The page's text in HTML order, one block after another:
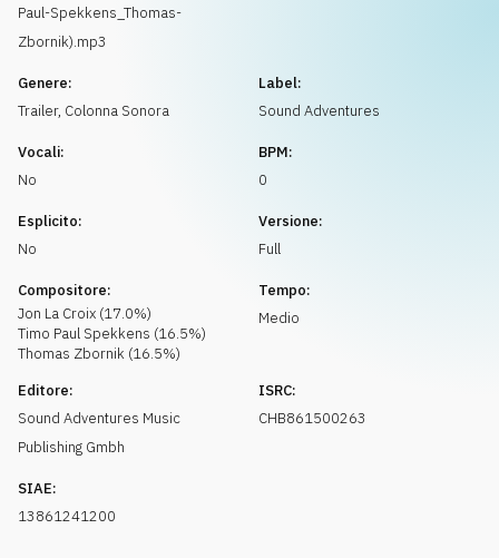
Info
Paul-Spekkens_Thomas-
Zbornik).mp3
Genere:
Trailer, Colonna Sonora
Label:
Sound Adventures
Vocali:
No
BPM:
0
Esplicito:
No
Versione:
Full
Compositore:
Jon La Croix (17.0%)
Timo Paul Spekkens (16.5%)
Thomas Zbornik (16.5%)
Tempo:
Medio
Editore:
Sound Adventures Music
Publishing Gmbh
ISRC:
CHB861500263
SIAE:
13861241200